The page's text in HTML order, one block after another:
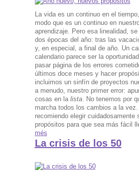
La vida es un continuo en el
modo que es un continuo en
aprendizaje. Pero esa linealidad,
dos épocas del año: tras las
y, en especial, a final de año. Un
calendario parece ser la
pasar página de los errores
últimos doce meses y hacer
incluimos un sinfín de proyectos
a menudo, nuestro primer error:
cosas en la lista. No tenemos por
marcha todos los cambios a la vez.
recomiendo elegir cuidadosamente
propósitos para que sea más fácil
més
La crisis de los 50